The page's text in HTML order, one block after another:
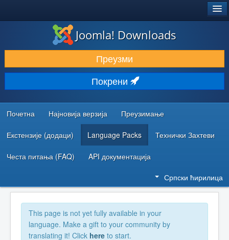
ПРЕУЗИМАЊЕ И ПРОШИРЕЊА (ЕКСТЕНЗИЈЕ)
ОТКРИЈТЕ И НАУЧИТЕ
ЗАЈЕДНИЦА И ПОДРШКА
РЕСУРСИ ЗА РАЗВОЈ
Joomla! Downloads
Преузми
Покрени
Почетна Најновија верзија Преузимање
Екстензије (додаци) Language Packs Технички Захтеви
Честа питања (FAQ) API документација
Српски ћирилица
This page is not yet fully available in your
language. Make a gift to your community by
translating it! Click here to start.